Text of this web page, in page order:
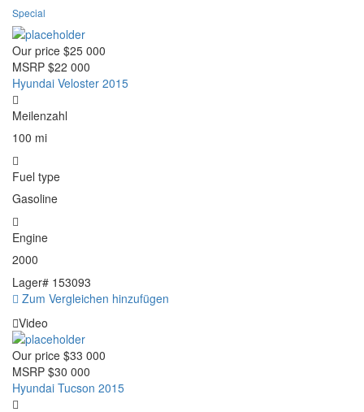
Special
Our price $25 000
MSRP $22 000
Hyundai Veloster 2015
Meilenzahl
100 mi
Fuel type
Gasoline
Engine
2000
Lager# 153093
Zum Vergleichen hinzufügen
Video
Our price $33 000
MSRP $30 000
Hyundai Tucson 2015